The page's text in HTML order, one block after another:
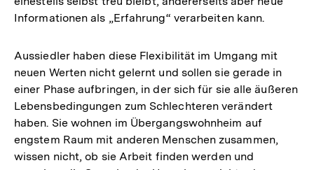
Fußnote
Informationen als „Erfahrung“ verarbeiten kann.
Aussiedler haben diese Flexibilität im Umgang mit
neuen Werten nicht gelernt und sollen sie gerade in
einer Phase aufbringen, in der sich für sie alle äußeren
Lebensbedingungen zum Schlechteren verändert
haben. Sie wohnen im Übergangswohnheim auf
engstem Raum mit anderen Menschen zusammen,
wissen nicht, ob sie Arbeit finden werden und